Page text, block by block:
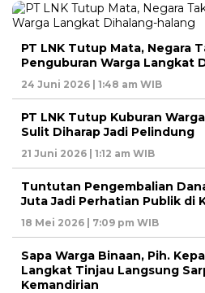
PT LNK Tutup Mata, Negara
Penguburan Warga Langkat
24 Juni 2026 | 1:48 am WIB
PT LNK Tutup Kuburan
Sulit Diharap Jadi Pelindung
21 Juni 2026 | 1:12 am WIB
Tuntutan Pengembalian
Juta Jadi Perhatian Publik di
18 Mei 2026 | 7:09 pm WIB
Sapa Warga Binaan, Pih.
Langkat Tinjau Langsung
Kemandirian